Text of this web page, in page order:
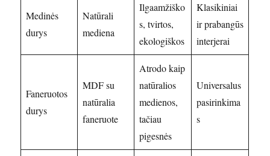
Medinės
durys
Natūrali
mediena
Ilgaamžiško
s, tvirtos,
ekologiškos
Klasikiniai
ir prabangūs
interjerai
Faneruotos
durys
MDF su
natūralia
faneruote
Atrodo kaip
natūralios
medienos,
tačiau
pigesnės
Universalus
pasirinkima
s